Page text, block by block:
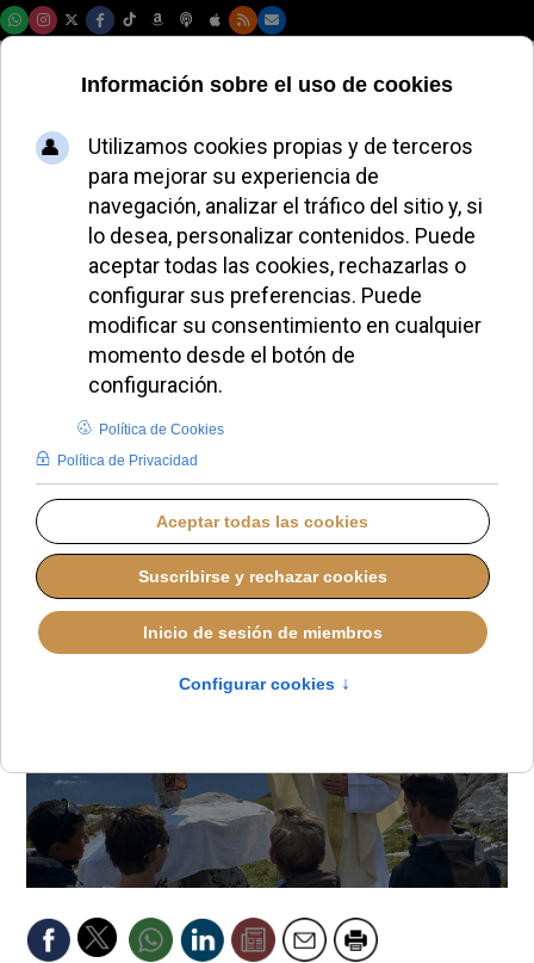
El Vaticano
instituye
oficialmente una
Misa por la
Custodia de la
Creación
LUCAS ALONSO DESDE EL VATICANO JUEVES, 03 JULIO 2025 13:50